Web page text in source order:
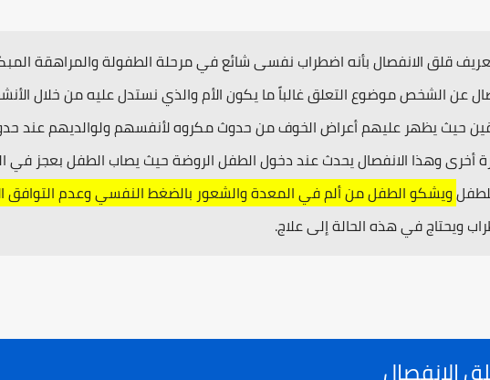
قلق الانفصال بأنه اضطراب نفسى شائع في مرحلة الطفولة والمراهقة
عن الشخص موضوع التعلق غالباً ما يكون الأم والذي نستدل عليه من خلال
حيث يظهر عليهم أعراض الخوف من حدوث مكروه لأنفسهم ولوالديهم عند
أخرى وهذا الانفصال يحدث عند دخول الطفل الروضة حيث يصاب الطفل بعجز في
ويشكو الطفل من ألم في المعدة والشعور بالضغط النفسي وعدم التوافق
ويحتاج في هذه الحالة إلى علاج.